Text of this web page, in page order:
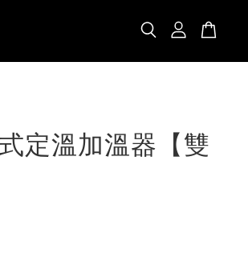
定溫加溫器【雙